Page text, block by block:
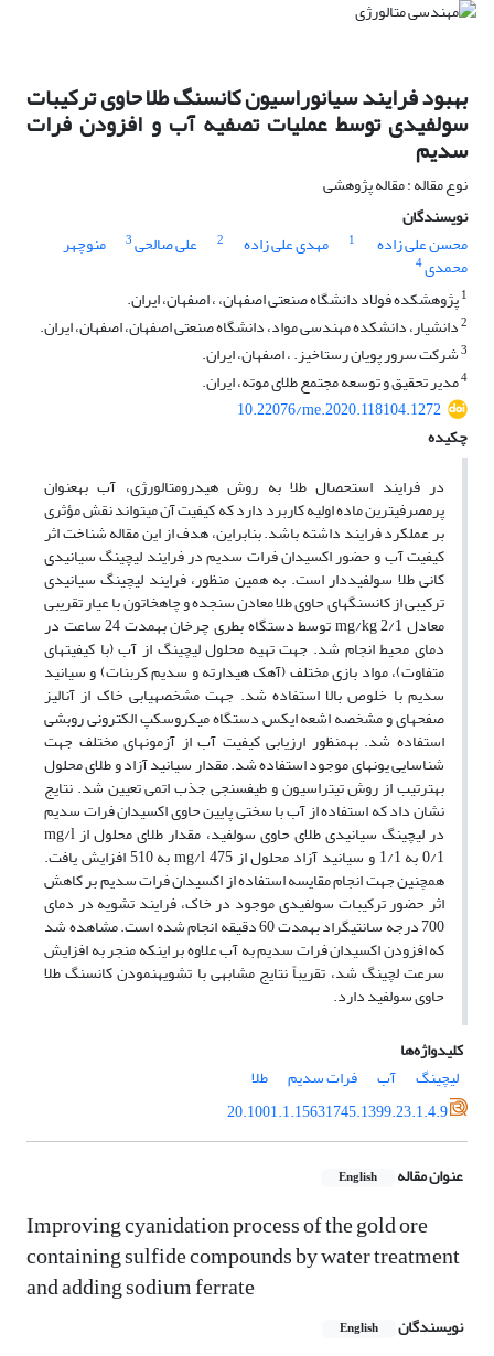
بهبود فرایند سیانوراسیون کانسنگ طلا حاوی ترکیبات
سولفیدی توسط عملیات تصفیه آب و افزودن فرات
سدیم
نوع مقاله : مقاله پژوهشی
نویسندگان
محسن علی زاده
1 مهدی علی زاده 2 علی صالحی3 منوچهر
محمدی4
1پژوهشکده فولاد دانشگاه صنعتی اصفهان، ، اصفهان، ایران.
2دانشیار، دانشکده مهندسی مواد، دانشگاه صنعتی اصفهان، اصفهان، ایران.
3شرکت سرور پویان رستاخیز. ، اصفهان، ایران.
4مدیر تحقیق و توسعه مجتمع طلای موته، ایران.
10.22076/me.2020.118104.1272
چکیده
در فرایند استحصال طلا به روش هیدرومتالورژی، آب به‎عنوان
پرمصرفی‎ترین ماده اولیه کاربرد دارد که کیفیت آن می‎تواند نقش مؤثری
بر عملکرد فرایند داشته باشد. بنابراین، هدف از این مقاله شناخت اثر
کیفیت آب و حضور اکسیدان فرات سدیم در فرایند لیچینگ سیانیدی
کانی طلا سولفیددار است. به همین منظور، فرایند لیچینگ سیانیدی
ترکیبی از کانسنگ‎های حاوی طلا معادن سنجده و چاه‎خاتون با عیار تقریبی
معادل mg/kg 2/1 توسط دستگاه بطری چرخان به‎مدت 24 ساعت در
دمای محیط انجام شد. جهت تهیه محلول لیچینگ از آب (با کیفیت‎های
متفاوت)، مواد بازی مختلف (آهک هیدارته و سدیم کربنات) و سیانید
سدیم با خلوص بالا استفاده شد. جهت مشخصه‎یابی خاک از آنالیز
صفحه‎ای و مشخصه اشعه ایکس دستگاه میکروسکپ الکترونی روبشی
استفاده شد. به‎منظور ارزیابی کیفیت آب از آزمون‎های مختلف جهت
شناسایی یون‎های موجود استفاده شد. مقدار سیانید آزاد و طلای محلول
به‎ترتیب از روش تیتراسیون و طیف‎سنجی جذب اتمی تعیین شد. نتایج
نشان داد که استفاده از آب با سختی پایین حاوی اکسیدان فرات سدیم
در لیچینگ سیانیدی طلای حاوی سولفید، مقدار طلای محلول از mg/l
0/1 به 1/1 و سیانید آزاد محلول از mg/l 475 به 510 افزایش یافت.
همچنین جهت انجام مقایسه استفاده از اکسیدان فرات سدیم بر کاهش
اثر حضور ترکیبات سولفیدی موجود در خاک، فرایند تشویه در دمای
700 درجه سانتی‎گراد به‎مدت 60 دقیقه انجام شده است. مشاهده شد
که افزودن اکسیدان فرات سدیم به آب علاوه بر اینکه منجر به افزایش
سرعت لچینگ شد، تقریباً نتایج مشابهی با تشویه‎نمودن کانسنگ طلا
حاوی سولفید دارد.
کلیدواژه‌ها
لیچینگ
آب فرات سدیم
طلا
20.1001.1.15631745.1399.23.1.4.9
عنوان مقاله English
Improving cyanidation process of the gold ore
containing sulfide compounds by water treatment
and adding sodium ferrate
نویسندگان English